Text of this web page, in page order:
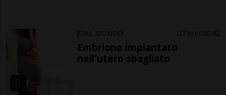
DAL MONDO 7 ore 5 42
Embrione impiantato
nell'utero sbagliato